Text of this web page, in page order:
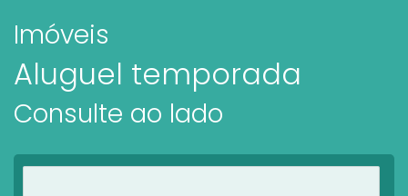
Imóveis
Aluguel temporada
Consulte ao lado